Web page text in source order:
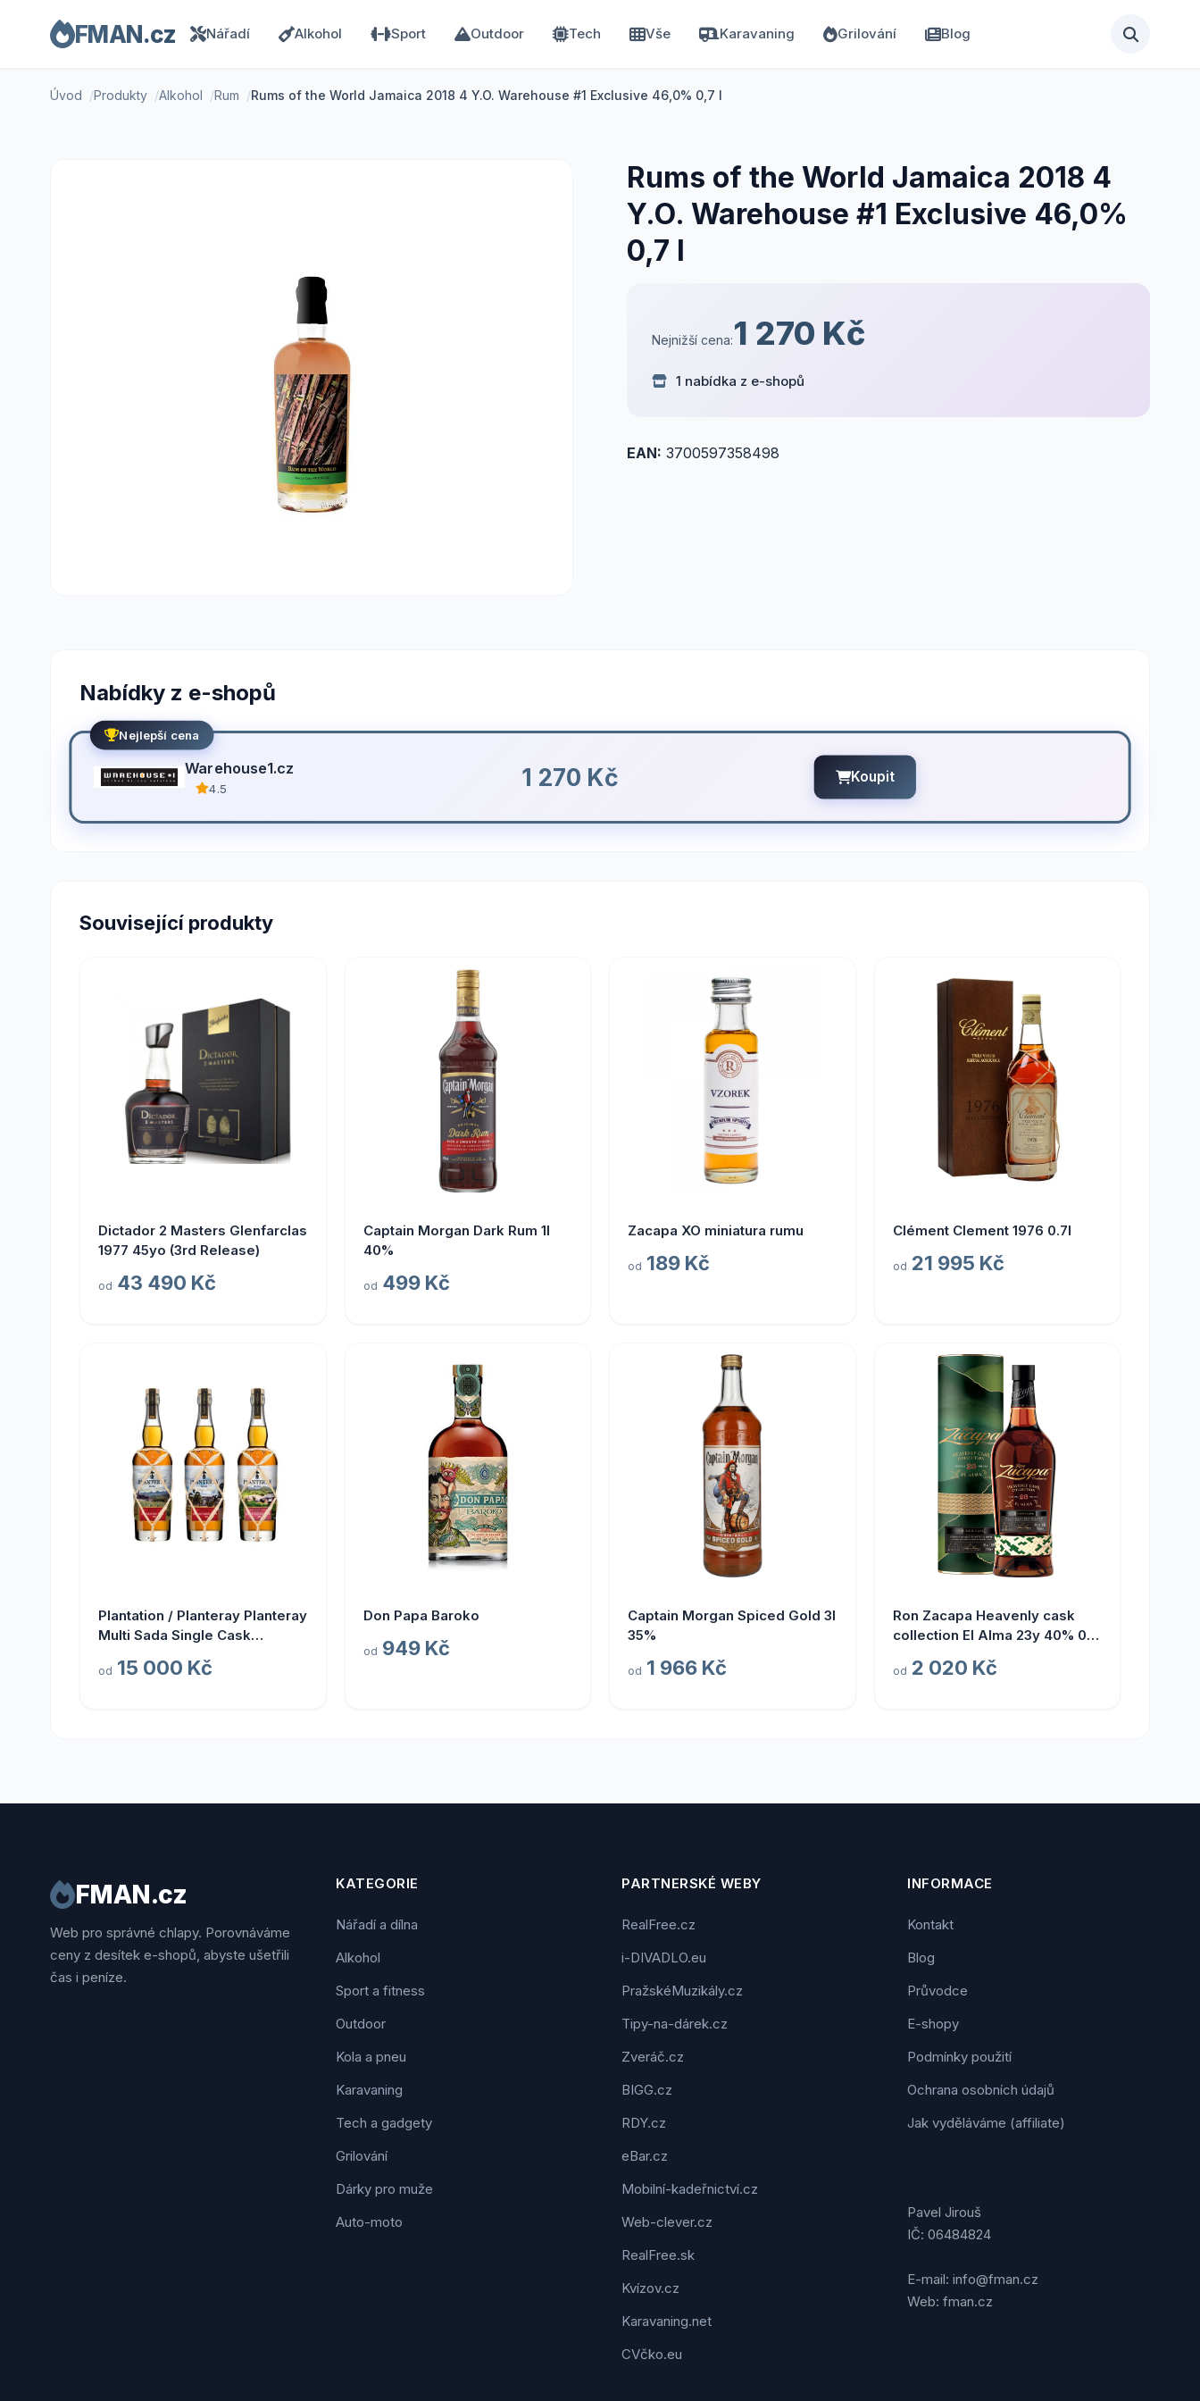
FMAN.cz Nářadí Alkohol Sport Outdoor Tech Vše Karavaning Grilování Blog
Úvod Produkty Alkohol Rum Rums of the World Jamaica 2018 4 Y.O. Warehouse #1 Exclusive 46,0% 0,7 l
Rums of the World Jamaica 2018 4
Y.O. Warehouse #1 Exclusive 46,0%
0,7 l
Nejnižší cena:1 270 Kč
1 nabídka z e-shopů
EAN: 3700597358498
Nabídky z e-shopů
Nejlepší cena
Warehouse1.cz
4.5 1 270 Kč Koupit
Související produkty
Dictador 2 Masters Glenfarclas
1977 45yo (3rd Release)
od 43 490 Kč
Captain Morgan Dark Rum 1l
40%
od 499 Kč
Zacapa XO miniatura rumu
od 189 Kč
Clément Clement 1976 0.7l
od 21 995 Kč
Plantation / Planteray Planteray
Multi Sada Single Cask
od 15 000 Kč
Don Papa Baroko
od 949 Kč
Captain Morgan Spiced Gold 3l
35%
od 1 966 Kč
Ron Zacapa Heavenly cask
collection El Alma 23y 40% 0,7
od 2 020 Kč
FMAN.cz
Web pro správné chlapy. Porovnáváme
ceny z desítek e-shopů, abyste ušetřili
čas i peníze.
KATEGORIE
Nářadí a dílna
Alkohol
Sport a fitness
Outdoor
Kola a pneu
Karavaning
Tech a gadgety
Grilování
Dárky pro muže
Auto-moto
PARTNERSKÉ WEBY
RealFree.cz
i-DIVADLO.eu
PražskéMuzikály.cz
Tipy-na-dárek.cz
Zveráč.cz
BIGG.cz
RDY.cz
eBar.cz
Mobilní-kadeřnictví.cz
Web-clever.cz
RealFree.sk
Kvízov.cz
Karavaning.net
CVčko.eu
INFORMACE
Kontakt
Blog
Průvodce
E-shopy
Podmínky použití
Ochrana osobních údajů
Jak vyděláváme (affiliate)
Pavel Jirouš
IČ: 06484824
E-mail: info@fman.cz
Web: fman.cz